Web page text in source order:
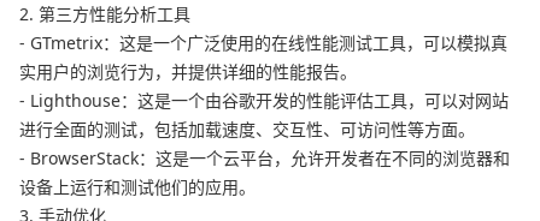
2. 第三方性能分析工具
- GTmetrix：这是一个广泛使用的在线性能测试工具，可以模拟真
实用户的浏览行为，并提供详细的性能报告。
- Lighthouse：这是一个由谷歌开发的性能评估工具，可以对网站
进行全面的测试，包括加载速度、交互性、可访问性等方面。
- BrowserStack：这是一个云平台，允许开发者在不同的浏览器和
设备上运行和测试他们的应用。
3. 手动优化